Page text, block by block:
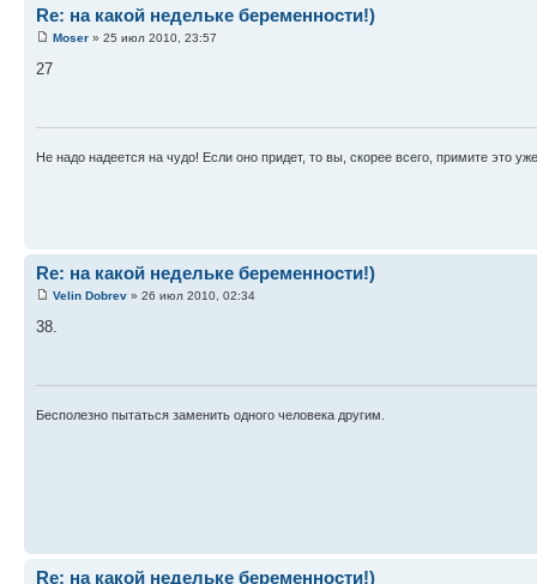
Re: на какой недельке беременности!)
Moser » 25 июл 2010, 23:57
27
Не надо надеется на чудо! Если оно придет, то вы, скорее всего, примите это
Re: на какой недельке беременности!)
Velin Dobrev » 26 июл 2010, 02:34
38.
Бесполезно пытаться заменить одного человека другим.
Re: на какой недельке беременности!)